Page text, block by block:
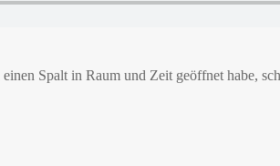
Spalt in Raum und Zeit geöffnet habe,